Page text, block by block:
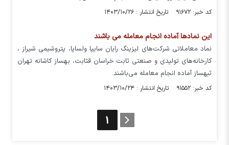
کد خبر: ۹۱۶۷۲ تاریخ انتشار : ۱۴۰۳/۱۰/۲۶
این نمادها آماده انجام معامله می باشند
نماد معاملاتی شرکت‌های لیزینگ رایان سایپا ولساپا، پتروشیمی شیراز ،
کارخانه‌های تولیدی و صنعتی ثابت خراسان قثابت، بهساز کاشانه تهران
ثبهساز آماده انجام معامله می‌باشند.
کد خبر: ۹۱۵۵۲ تاریخ انتشار : ۱۴۰۳/۱۰/۲۴
1